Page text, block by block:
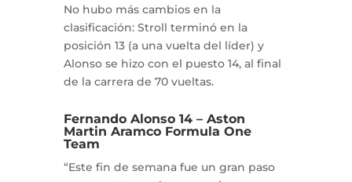
No hubo más cambios en la
clasificación: Stroll terminó en la
posición 13 (a una vuelta del líder) y
Alonso se hizo con el puesto 14, al final
de la carrera de 70 vueltas.
Fernando Alonso 14 – Aston
Martin Aramco Formula One
Team
“Este fin de semana fue un gran paso